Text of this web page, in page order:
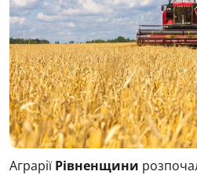
АграріїРівненщини